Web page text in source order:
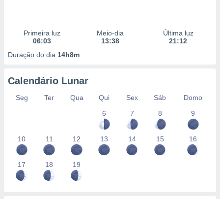
Primeira luz
06:03
Meio-dia
13:38
Última luz
21:12
Duração do dia 14h8m
Calendário Lunar
Seg Ter Qua Qui Sex Sáb
Domo
6
7 8 9
10 11 12 13 14 15 16
17 18 19